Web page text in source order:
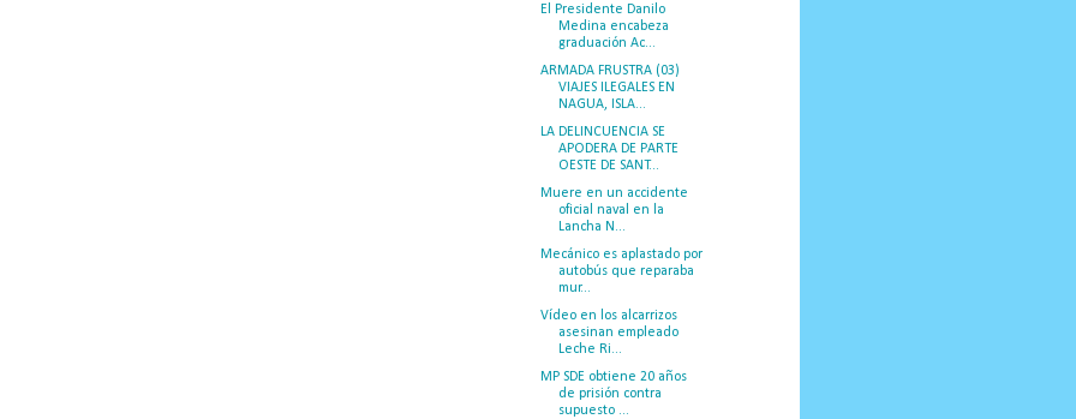
El Presidente Danilo
Medina encabeza
graduación Ac...
ARMADA FRUSTRA (03)
VIAJES ILEGALES EN
NAGUA, ISLA...
LA DELINCUENCIA SE
APODERA DE PARTE
OESTE DE SANT...
Muere en un accidente
oficial naval en la
Lancha N...
Mecánico es aplastado por
autobús que reparaba
mur...
Vídeo en los alcarrizos
asesinan empleado
Leche Ri...
MP SDE obtiene 20 años
de prisión contra
supuesto ...